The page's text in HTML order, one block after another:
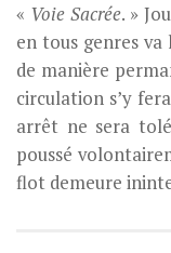
« Voie Sacrée. »
en tous genres
de manière
circulation s’y
arrêt ne sera
poussé
flot demeure